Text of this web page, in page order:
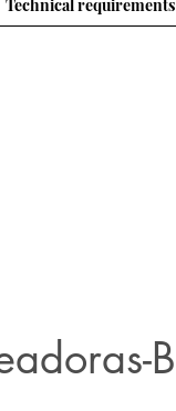
Technical requirements